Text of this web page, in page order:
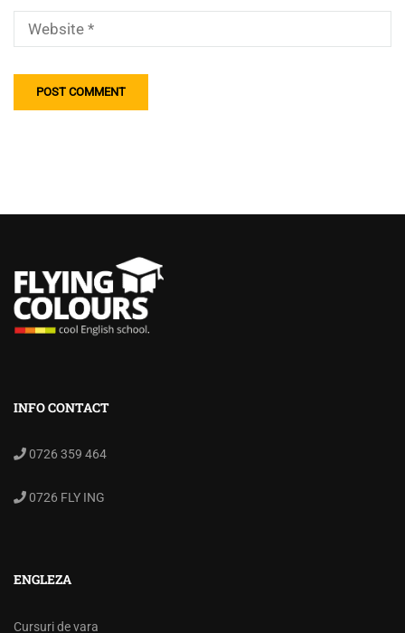
INFO CONTACT
0726 359 464
0726 FLY ING
ENGLEZA
Cursuri de vara